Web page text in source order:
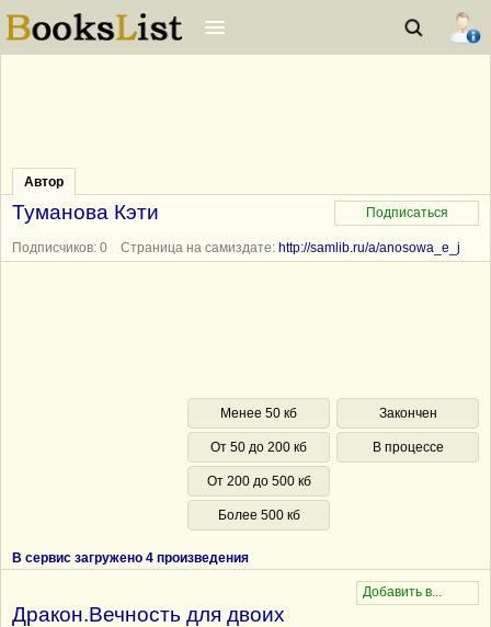
Автор
Туманова Кэти
Подписчиков: 0 Страница на самиздате: http://samlib.ru/a/anosowa_e_j
Менее 50 кб
От 50 до 200 кб
От 200 до 500 кб
Более 500 кб
Закончен
В процессе
В сервис загружено 4 произведения
Дракон.Вечность для двоих